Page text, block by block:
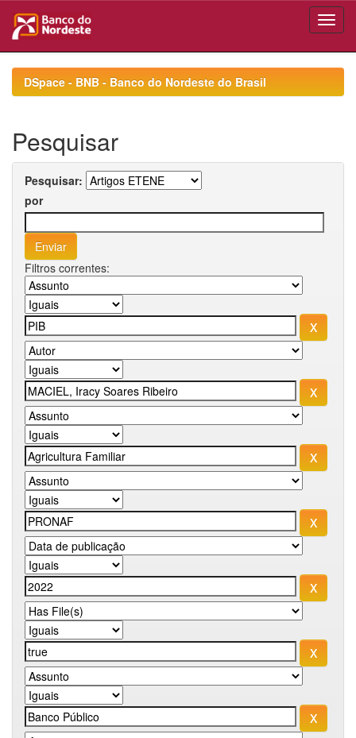
navigationDSpace - BNB - Banco do Nordeste do Brasil
Pesquisar
Pesquisar:
por
Filtros correntes: